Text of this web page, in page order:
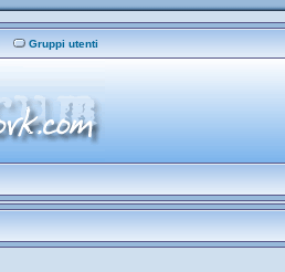
Gruppi utenti